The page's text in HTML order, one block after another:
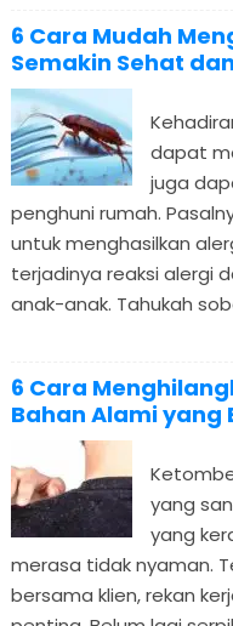
6 Cara Mudah
Semakin Sehat
dapat
juga
penghuni rumah.
untuk menghasilkan
terjadinya reaksi alergi
anak-anak. Tahukah
6 Cara
Bahan Alami yang
yang
yang
merasa tidak nyaman.
bersama klien, rekan